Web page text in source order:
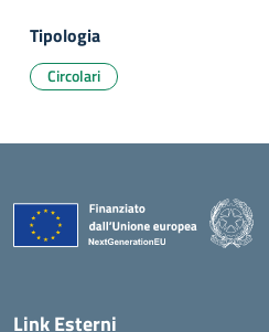
Tipologia
Circolari
Link Esterni